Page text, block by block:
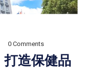
0 Comments
造保健品